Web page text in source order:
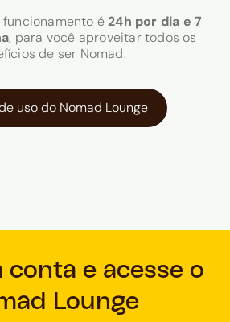
funcionamento é24h por dia e 7
, para você aproveitar todos os
de ser Nomad.
uso do Nomad Lounge
conta e acesse o
Lounge